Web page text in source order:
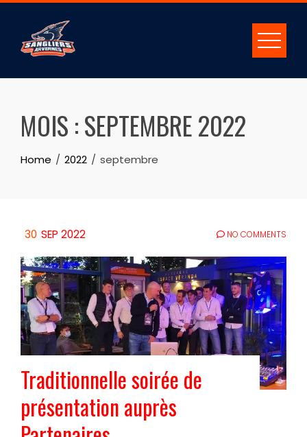
MOIS :SEPTEMBRE 2022
Home 2022 septembre
30 SEP 2022 NO COMMENTS
Traditionnelle soirée de
présentation auprès